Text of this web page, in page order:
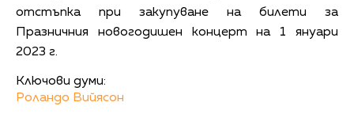
отстъпка при закупуване на билети за
Празничния новогодишен концерт на 1 януари
2023 г.
Ключови думи:
Роландо Вийясон